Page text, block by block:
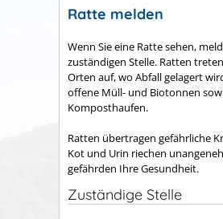
Ratte melden
Wenn Sie eine Ratte sehen,
zuständigen Stelle. Ratten
Orten auf, wo Abfall gelagert
offene Müll- und Biotonnen
Komposthaufen.
Ratten übertragen gefährliche
Kot und Urin riechen
gefährden Ihre Gesundheit.
Zuständige Stelle